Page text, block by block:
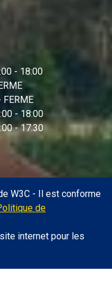
- 18:00
- 18:00
- 17:30
W3C - Il est conforme
de
internet pour les